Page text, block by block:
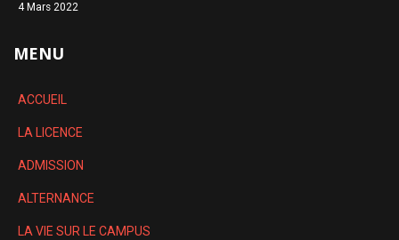
4 Mars 2022
MENU
ACCUEIL
LA LICENCE
ADMISSION
ALTERNANCE
LA VIE SUR LE CAMPUS